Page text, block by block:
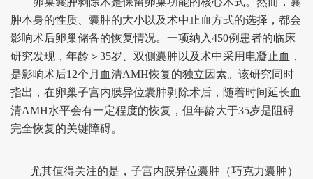
肿本身的性质、囊肿的大小以及术中止血方式的选择，都会
影响术后卵巢储备的恢复情况。一项纳入450例患者的临床
研究发现，年龄＞35岁、双侧囊肿以及术中采用电凝止血，
是影响术后12个月血清AMH恢复的独立因素。该研究同时
指出，在卵巢子宫内膜异位囊肿剥除术后，随着时间延长血
清AMH水平会有一定程度的恢复，但年龄大于35岁是阻碍
完全恢复的关键障碍。
尤其值得关注的是，子宫内膜异位囊肿（巧克力囊肿）